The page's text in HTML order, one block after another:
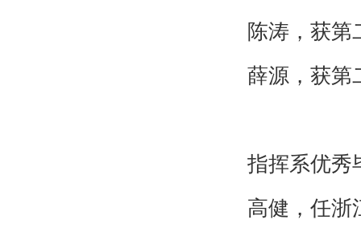
陈涛，获第
薛源，获第
指挥系优秀
高健，任浙